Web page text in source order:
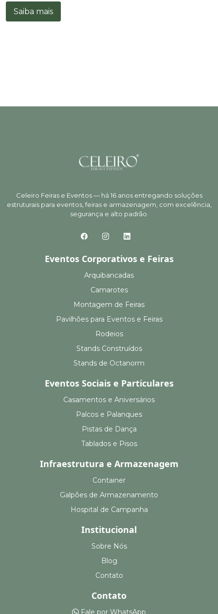
Saiba mais
Celeiro Feiras e Eventos — há 16 anos entregando soluções
estruturais para eventos, feiras e armazenagem, com excelência,
segurança e alto padrão.
Eventos Corporativos e Feiras
Arquibancadas
Camarotes
Montagem de Feiras
Pavilhões para Eventos e Feiras
Rodeios
Stands Construídos
Stands de Octanorm
Eventos Sociais e Particulares
Casamentos e Aniversários
Palcos e Palanques
Pistas de Dança
Tablados e Pisos
Infraestrutura e Armazenagem
Container
Galpões de Armazenamento
Hospital de Campanha
Institucional
Sobre Nós
Blog
Contato
Contato
Fale por WhatsApp